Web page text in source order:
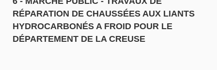
RÉPARATION DE CHAUSSÉES AUX LIANTS
HYDROCARBONÉS A FROID POUR LE
DÉPARTEMENT DE LA CREUSE